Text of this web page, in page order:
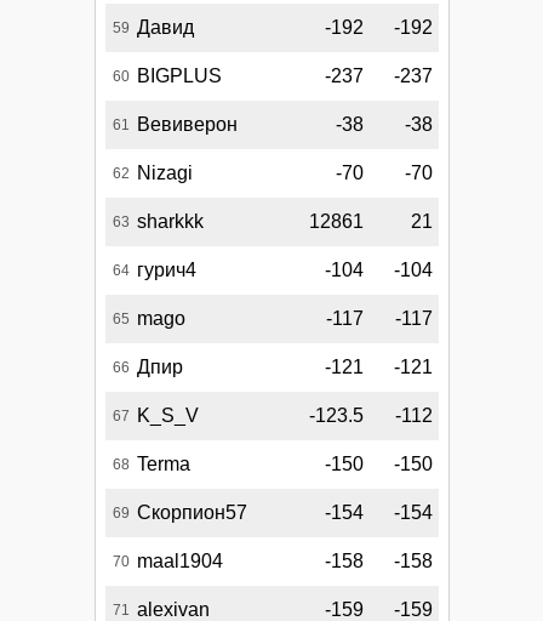
59 Давид -192 -192
60 BIGPLUS -237 -237
61 Вевиверон -38 -38
62 Nizagi -70 -70
63 sharkkk 12861 21
64 гурич4 -104 -104
65 mago -117 -117
66 Дпир -121 -121
67 K_S_V -123.5 -112
68 Terma -150 -150
69 Скорпион57 -154 -154
70 maal1904 -158 -158
71 alexivan -159 -159